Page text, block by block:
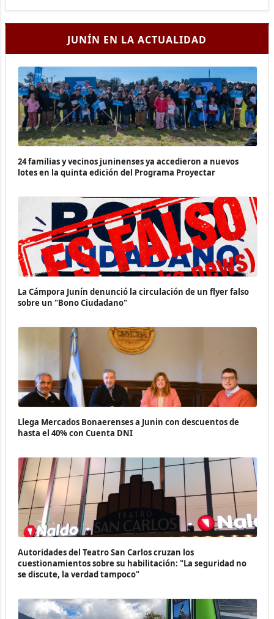
JUNÍN EN LA ACTUALIDAD
24 familias y vecinos juninenses ya accedieron a nuevos
lotes en la quinta edición del Programa Proyectar
La Cámpora Junín denunció la circulación de un flyer falso
sobre un "Bono Ciudadano"
Llega Mercados Bonaerenses a Junin con descuentos de
hasta el 40% con Cuenta DNI
Autoridades del Teatro San Carlos cruzan los
cuestionamientos sobre su habilitación: "La seguridad no
se discute, la verdad tampoco"